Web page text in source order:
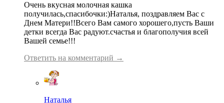
Очень вкусная молочная кашка
получилась,спасибочки:)Наталья, поздравляем Вас с
Днем Матери!!Всего Вам самого хорошего,пусть Ваши
детки всегда Вас радуют.счастья и благополучия всей
Вашей семье!!!
Ответить на комментарий →
Наталья